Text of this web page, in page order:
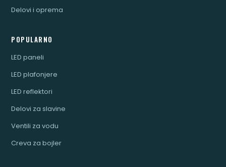
Delovi i oprema
POPULARNO
LED paneli
LED plafonjere
LED reflektori
Delovi za slavine
Ventili za vodu
Creva za bojler